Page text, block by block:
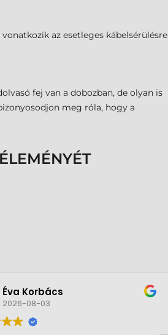
az esetleges kábelsérülésre
fej van a dobozban, de olyan is
meg róla, hogy a
Éva Korbács
2026-08-03